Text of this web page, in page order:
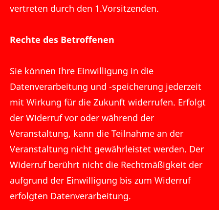
vertreten durch den 1.Vorsitzenden.
Rechte des Betroffenen
Sie können Ihre Einwilligung in die
Datenverarbeitung und -speicherung jederzeit
mit Wirkung für die Zukunft widerrufen. Erfolgt
der Widerruf vor oder während der
Veranstaltung, kann die Teilnahme an der
Veranstaltung nicht gewährleistet werden. Der
Widerruf berührt nicht die Rechtmäßigkeit der
aufgrund der Einwilligung bis zum Widerruf
erfolgten Datenverarbeitung.